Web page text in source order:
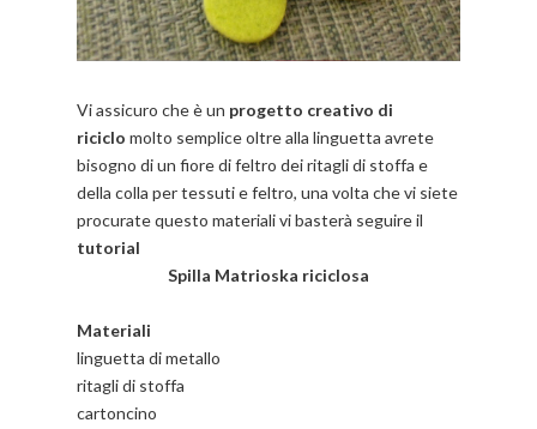
Vi assicuro che è un progetto creativo di
riciclo molto semplice oltre alla linguetta avrete
bisogno di un fiore di feltro dei ritagli di stoffa e
della colla per tessuti e feltro, una volta che vi siete
procurate questo materiali vi basterà seguire il
tutorial
Spilla Matrioska riciclosa
Materiali
linguetta di metallo
ritagli di stoffa
cartoncino